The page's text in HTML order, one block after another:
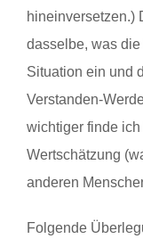
hineinversetzen.)
dasselbe, was
Situation ein und
Verstanden-
wichtiger finde
Wertschätzung
anderen
Folgende